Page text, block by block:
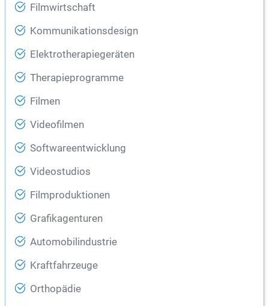
Filmwirtschaft
Kommunikationsdesign
Elektrotherapiegeräten
Therapieprogramme
Filmen
Videofilmen
Softwareentwicklung
Videostudios
Filmproduktionen
Grafikagenturen
Automobilindustrie
Kraftfahrzeuge
Orthopädie